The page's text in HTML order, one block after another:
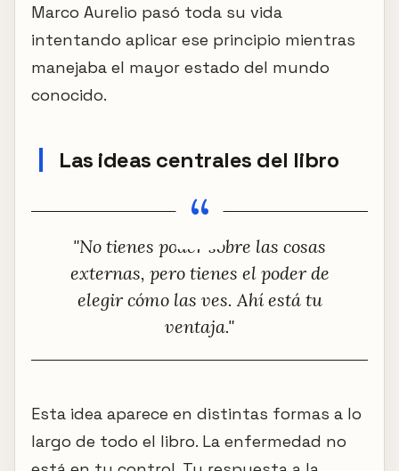
Marco Aurelio pasó toda su vida
intentando aplicar ese principio mientras
manejaba el mayor estado del mundo
conocido.
Las ideas centrales del libro
"No tienes poder sobre las cosas
externas, pero tienes el poder de
elegir cómo las ves. Ahí está tu
ventaja."
Esta idea aparece en distintas formas a lo
largo de todo el libro. La enfermedad no